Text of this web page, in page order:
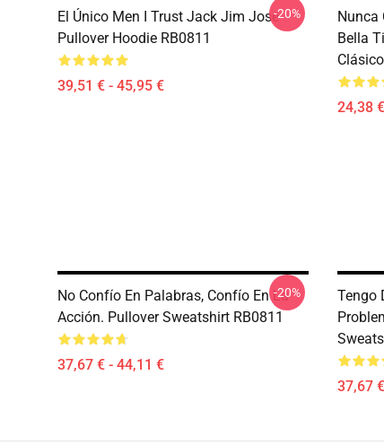
El Único Men I Trust Jack Jim Jose
Pullover Hoodie RB0811
39,51 € - 45,95 €
-20%
Nunca
Bella
24,38
No Confío En Palabras, Confío En La
Acción. Pullover Sweatshirt RB0811
37,67 € - 44,11 €
-20%
Tengo
37,67